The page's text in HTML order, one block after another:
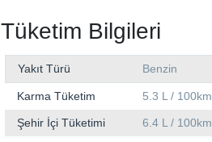
Tüketim Bilgileri
Yakıt Türü Benzin
Karma Tüketim 5.3 L / 100km
Şehir İçi Tüketimi 6.4 L / 100km